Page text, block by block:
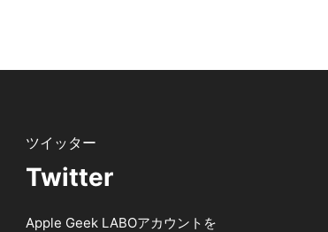
Twitter
Apple Geek LABOアカウントを